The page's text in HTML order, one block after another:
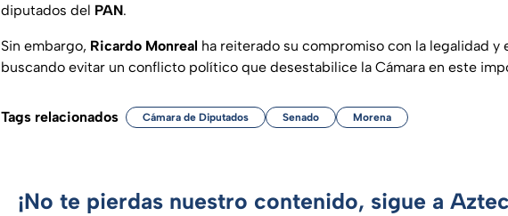
diputados del PAN.
Sin embargo, Ricardo Monreal ha reiterado su compromiso con la legalidad y
buscando evitar un conflicto político que desestabilice la Cámara en este
Tags relacionados Cámara de Diputados Senado Morena
¡No te pierdas nuestro contenido, sigue a